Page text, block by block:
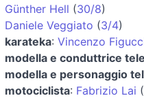
Günther Hell (30/8)
Daniele Veggiato (3/4)
karateka: Vincenzo
modella e conduttrice
modella e personaggio
motociclista: Fabrizio Lai (